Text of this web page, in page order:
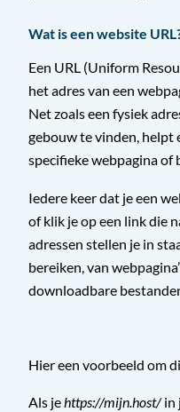
Wat is een website
Een URL (Uniform
het adres van een
Net zoals een fysiek
gebouw te vinden, helpt
specifieke webpagina of
Iedere keer dat je een
of klik je op een link die
adressen stellen je in
bereiken, van
downloadbare
Hier een voorbeeld om
Als jehttps://mijn.host/in